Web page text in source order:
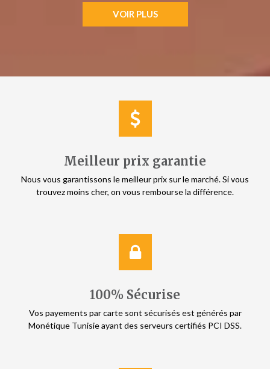
VOIR PLUS
Meilleur prix garantie
Nous vous garantissons le meilleur prix sur le marché. Si vous
trouvez moins cher, on vous rembourse la différence.
100% Sécurise
Vos payements par carte sont sécurisés est générés par
Monétique Tunisie ayant des serveurs certifiés PCI DSS.